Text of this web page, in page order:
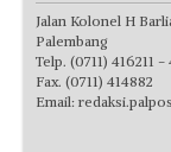
Jalan Kolonel H
Palembang
Telp. (0711) 416211
Fax. (0711) 414882
Email: